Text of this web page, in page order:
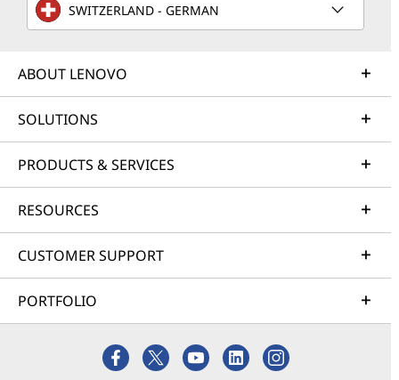
SWITZERLAND - GERMAN
ABOUT LENOVO
SOLUTIONS
PRODUCTS & SERVICES
RESOURCES
CUSTOMER SUPPORT
PORTFOLIO